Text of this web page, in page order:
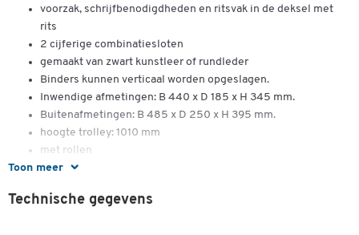
Toon meer
voorzak, schrijfbenodigdheden en ritsvak in de deksel met
rits
2 cijferige combinatiesloten
gemaakt van zwart kunstleer of rundleder
Binders kunnen verticaal worden opgeslagen.
Inwendige afmetingen: B 440 x D 185 x H 345 mm.
Buitenafmetingen: B 485 x D 250 x H 395 mm.
hoogte trolley: 1010 mm
met rollen
Binnenmaat laptopvak: B 420 x D 50 x H 285 mm, voor 17"
Technische gegevens